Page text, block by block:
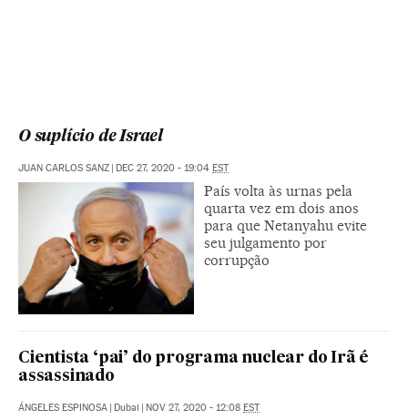
O suplício de Israel
JUAN CARLOS SANZ | DEC 27, 2020 - 19:04 EST
País volta às urnas pela
quarta vez em dois anos
para que Netanyahu evite
seu julgamento por
corrupção
Cientista ‘pai’ do programa nuclear do Irã é
assassinado
ÁNGELES ESPINOSA | Dubai | NOV 27, 2020 - 12:08 EST